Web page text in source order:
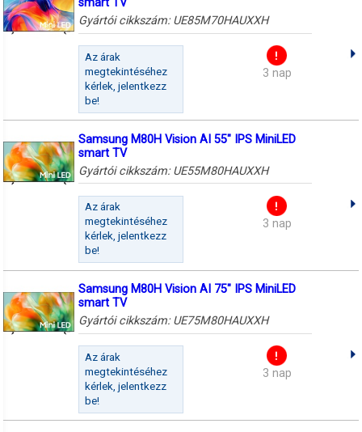
smart TV
Gyártói cikkszám: UE85M70HAUXXH
Az árak
megtekintéséhez
kérlek, jelentkezz
be!
3 nap
Samsung M80H Vision AI 55" IPS MiniLED
smart TV
Gyártói cikkszám: UE55M80HAUXXH
Az árak
megtekintéséhez
kérlek, jelentkezz
be!
3 nap
Samsung M80H Vision AI 75" IPS MiniLED
smart TV
Gyártói cikkszám: UE75M80HAUXXH
Az árak
megtekintéséhez
kérlek, jelentkezz
be!
3 nap